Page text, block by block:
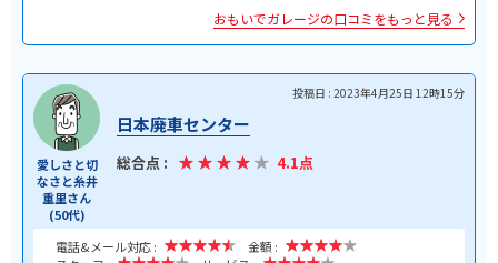
おもいでガレージの口コミをもっと見る
投稿日 : 2023年4月25日 12時15分
愛しさと切
なさと糸井
重里さん
(50代)
日本廃車センター
総合点 : 4.1点
電話&メール対応 :
金額 :